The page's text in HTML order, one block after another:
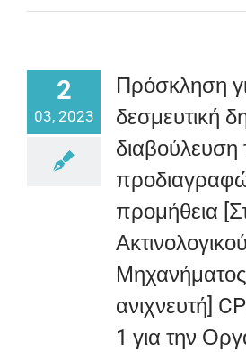
2
03, 2023
Πρόσκληση
δεσμευτική
διαβούλευση
προμήθεια
Ακτινολογικού
ανιχνευτή]
1 για την